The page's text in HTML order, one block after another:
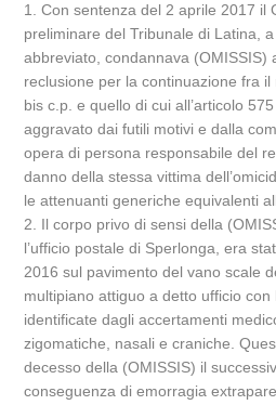
1. Con sentenza del 2 aprile 2017 il
preliminare del Tribunale di Latina,
abbreviato, condannava (OMISSIS)
reclusione per la continuazione fra il
bis c.p. e quello di cui all’articolo
aggravato dai futili motivi e dalla
opera di persona responsabile del
danno della stessa vittima
le attenuanti generiche equivalenti
2. Il corpo privo di sensi della
l’ufficio postale di Sperlonga, era
2016 sul pavimento del vano scale
multipiano attiguo a detto ufficio
identificate dagli accertamenti
zigomatiche, nasali e craniche.
decesso della (OMISSIS) il
conseguenza di emorragia